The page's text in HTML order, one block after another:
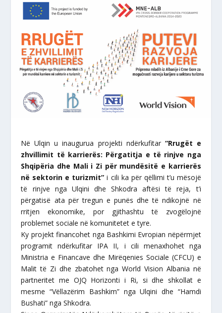
Në Ulqin u inaugurua projekti ndërkufitar “Rrugët e
zhvillimit të karrierës: Përgatitja e të rinjve nga
Shqipëria dhe Mali i Zi për mundësitë e karrierës
në sektorin e turizmit” i cili ka për qëllimi t’u mësojë
të rinjve nga Ulqini dhe Shkodra aftësi të reja, t’i
përgatisë ata për tregun e punës dhe të ndikojnë në
rritjen ekonomike, por gjithashtu të zvogëlojnë
problemet sociale në komunitetet e tyre.
Ky projekt financohet nga Bashkimi Evropian nëpërmjet
programit ndërkufitar IPA II, i cili menaxhohet nga
Ministria e Financave dhe Mirëqenies Sociale (CFCU) e
Malit të Zi dhe zbatohet nga World Vision Albania në
partneritet me OJQ Horizonti i Ri, si dhe shkollat e
mesme “Vëllazërim Bashkim” nga Ulqini dhe “Hamdi
Bushati” nga Shkodra.